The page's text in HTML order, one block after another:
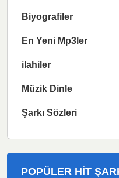
Biyografiler
En Yeni Mp3ler
ilahiler
Müzik Dinle
Şarkı Sözleri
POPÜLER HIT